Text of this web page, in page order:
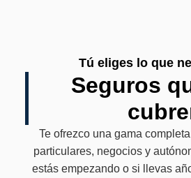
Tú eliges lo que
Seguros
Te ofrezco una gama
particulares, negocios y
estás empezando o si llevas